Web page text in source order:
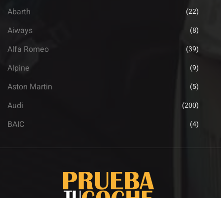
Abarth (22)
Aiways (8)
Alfa Romeo (39)
Alpine (9)
Aston Martin (5)
Audi (200)
BAIC (4)